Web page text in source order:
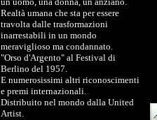
Realtà umana che sta per essere
travolta dalle trasformazioni
inarrestabili in un mondo
meraviglioso ma condannato.
"Orso d'Argento" al Festival di
Berlino del 1957.
E numerosissimi altri riconoscimenti
e premi internazionali.
Distribuito nel mondo dalla United
Artist.